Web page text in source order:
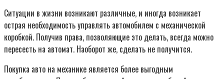
Ситуации в жизни возникают различные, и иногда возникает
острая необходимость управлять автомобилем с механической
коробкой. Получив права, позволяющие это делать, всегда можно
пересесть на автомат. Наоборот же, сделать не получится.
Покупка авто на механике является более выгодным